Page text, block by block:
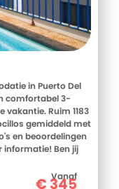
in Puerto Del
comfortabel 3-
Ruim 1183
gemiddeld met
en beoordelingen
informatie! Ben jij
Vanaf
€345